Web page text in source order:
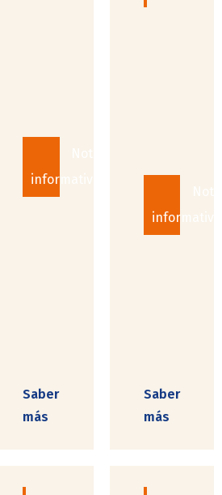
informativas
Saber
más
Saber
más